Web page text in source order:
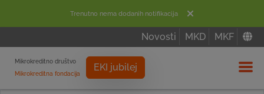
Trenutno nema dodanih notifikacija
Novosti MKD MKF
Mikrokreditno društvo
Mikrokreditna fondacija
EKI jubilej